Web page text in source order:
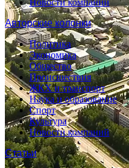
Новости компаний
Авторские колонки
Политика
Экономика
Общество
Происшествия
ЖКХ и транспорт
Наука и образование
Спорт
Культура
Новости компаний
Статьи